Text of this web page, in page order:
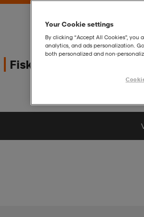
Fiskedrag
Your Cookie settings
By clicking “Accept All Cookies”,
analytics, and ads personalization.
both personalized and